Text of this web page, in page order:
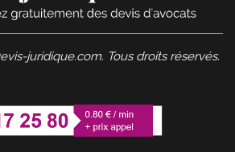
juridique.com. Tous droits réservés.